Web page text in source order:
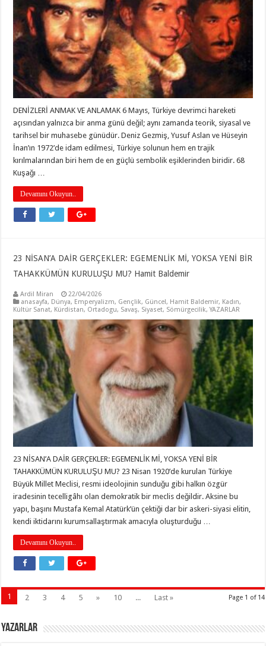
DENİZLERİ ANMAK VE ANLAMAK 6 Mayıs, Türkiye devrimci hareketi
açısından yalnızca bir anma günü değil; aynı zamanda teorik, siyasal ve
tarihsel bir muhasebe günüdür. Deniz Gezmiş, Yusuf Aslan ve Hüseyin
İnan’ın 1972’de idam edilmesi, Türkiye solunun hem en trajik
kırılmalarından biri hem de en güçlü sembolik eşiklerinden biridir. 68
Kuşağı …
Devamını Okuyun..
23 NİSAN’A DAİR GERÇEKLER: EGEMENLİK Mİ, YOKSA YENİ BİR
TAHAKKÜMÜN KURULUŞU MU? Hamit Baldemir
Ardil Miran
22/04/2026
anasayfa, Dünya, Emperyalizm, Gençlik, Güncel, Hamit Baldemir, Kadın,
Kültür Sanat, Kürdistan, Ortadogu, Savaş, Siyaset, Sömürgecilik,YAZARLAR
23 NİSAN’A DAİR GERÇEKLER: EGEMENLİK Mİ, YOKSA YENİ BİR
TAHAKKÜMÜN KURULUŞU MU? 23 Nisan 1920’de kurulan Türkiye
Büyük Millet Meclisi, resmi ideolojinin sunduğu gibi halkın özgür
iradesinin tecelligâhı olan demokratik bir meclis değildir. Aksine bu
yapı, başını Mustafa Kemal Atatürk’ün çektiği dar bir askeri-siyasi elitin,
kendi iktidarını kurumsallaştırmak amacıyla oluşturduğu …
Devamını Okuyun..
Page 1 of 14
1 2 3 4 5 » 10 ... Last »
YAZARLAR